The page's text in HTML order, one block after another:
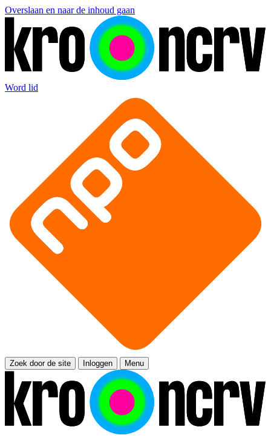
Overslaan en naar de inhoud gaan
Word lid
Zoek door de site Inloggen Menu